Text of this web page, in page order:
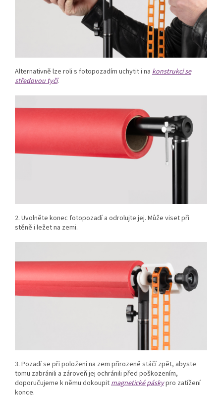
Alternativně lze roli s fotopozadím uchytit i na konstrukci se
středovou tyčí.
2. Uvolněte konec fotopozadí a odrolujte jej. Může viset při
stěně i ležet na zemi.
3. Pozadí se při položení na zem přirozeně stáčí zpět, abyste
tomu zabránili a zároveň jej ochránili před poškozením,
doporučujeme k němu dokoupit magnetické páskypro zatížení
konce.